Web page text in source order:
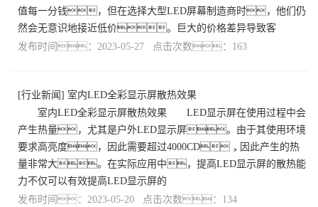
值每一分钱，但在选择大型LED屏幕制造商时，他们仍
然会无意识地接近低价。巨大的价格差异导致客
发布时间：2023-05-27 点击次数：163
[行业新闻 ] 室内LED全彩显示屏散热效果
室内LED全彩显示屏散热效果 LED显示屏在使用过程中会
产生热量，尤其是户外LED显示屏。由于其使用环境
要求高亮度，因此需要超过4000CD，因此产生的热
量非常大。在实际应用中，提高LED显示屏的散热能
力不仅可以有效提高LED显示屏的
发布时间：2023-05-20 点击次数：134